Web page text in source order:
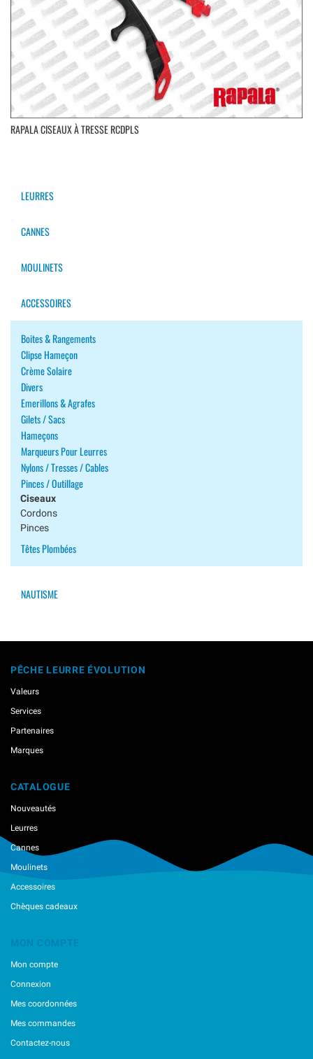
RAPALA CISEAUX À TRESSE RCDPLS
LEURRES
CANNES
MOULINETS
ACCESSOIRES
Boites & Rangements
Clipse Hameçon
Crème Solaire
Divers
Emerillons & Agrafes
Gilets / Sacs
Hameçons
Marqueurs Pour Leurres
Nylons / Tresses / Cables
Pinces / Outillage
Ciseaux
Cordons
Pinces
Têtes Plombées
NAUTISME
PÊCHE LEURRE ÉVOLUTION
Valeurs
Services
Partenaires
Marques
CATALOGUE
Nouveautés
Leurres
Cannes
Moulinets
Accessoires
Chèques cadeaux
MON COMPTE
Mon compte
Connexion
Mes coordonnées
Mes commandes
Contactez-nous